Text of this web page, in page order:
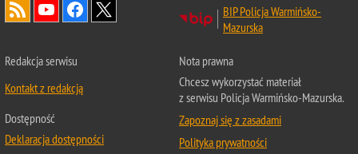
BIP Policja Warmińsko-
Mazurska
Redakcja serwisu
Kontakt z redakcją
Dostępność
Deklaracja dostępności
Nota prawna
Chcesz wykorzystać materiał
z serwisu Policja Warmińsko-Mazurska.
Zapoznaj się z zasadami
Polityka prywatności